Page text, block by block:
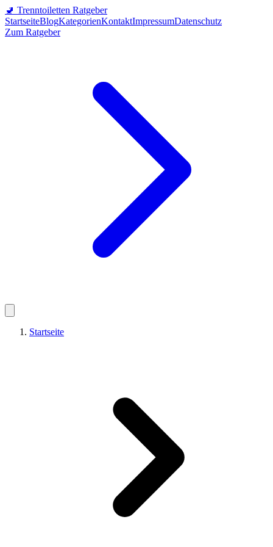
🚽 Trenntoiletten Ratgeber
StartseiteBlogKategorienKontaktImpressumDatenschutz
Zum Ratgeber
Startseite